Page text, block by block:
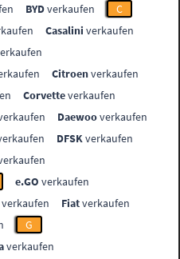
BYDverkaufen
C
Casalini verkaufen
Citroenverkaufen
Corvetteverkaufen
Daewooverkaufen
DFSKverkaufen
e.GO verkaufen
verkaufen Fiatverkaufen
G
verkaufen